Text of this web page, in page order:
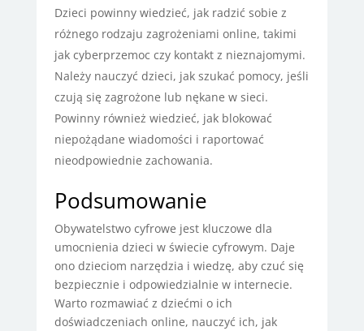
Dzieci powinny wiedzieć, jak radzić sobie z
różnego rodzaju zagrożeniami online, takimi
jak cyberprzemoc czy kontakt z nieznajomymi.
Należy nauczyć dzieci, jak szukać pomocy, jeśli
czują się zagrożone lub nękane w sieci.
Powinny również wiedzieć, jak blokować
niepożądane wiadomości i raportować
nieodpowiednie zachowania.
Podsumowanie
Obywatelstwo cyfrowe jest kluczowe dla
umocnienia dzieci w świecie cyfrowym. Daje
ono dzieciom narzędzia i wiedzę, aby czuć się
bezpiecznie i odpowiedzialnie w internecie.
Warto rozmawiać z dziećmi o ich
doświadczeniach online, nauczyć ich, jak